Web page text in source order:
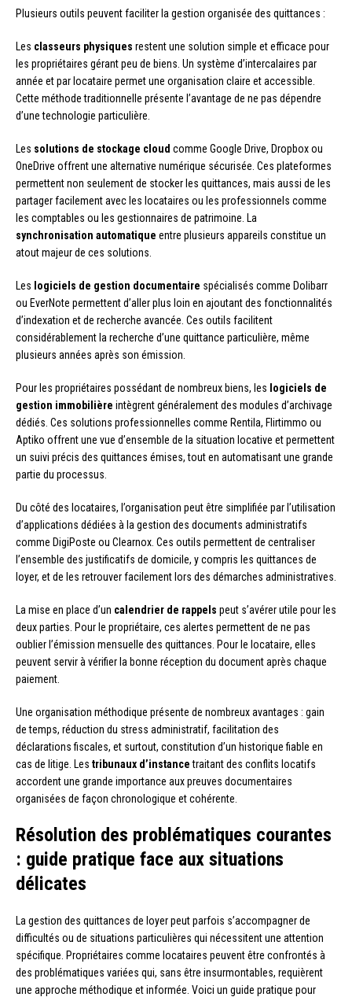
Plusieurs outils peuvent faciliter la gestion organisée des quittances :
Les classeurs physiques restent une solution simple et efficace pour
les propriétaires gérant peu de biens. Un système d’intercalaires par
année et par locataire permet une organisation claire et accessible.
Cette méthode traditionnelle présente l’avantage de ne pas dépendre
d’une technologie particulière.
Les solutions de stockage cloud comme Google Drive, Dropbox ou
OneDrive offrent une alternative numérique sécurisée. Ces plateformes
permettent non seulement de stocker les quittances, mais aussi de les
partager facilement avec les locataires ou les professionnels comme
les comptables ou les gestionnaires de patrimoine. La
synchronisation automatique entre plusieurs appareils constitue un
atout majeur de ces solutions.
Les logiciels de gestion documentaire spécialisés comme Dolibarr
ou EverNote permettent d’aller plus loin en ajoutant des fonctionnalités
d’indexation et de recherche avancée. Ces outils facilitent
considérablement la recherche d’une quittance particulière, même
plusieurs années après son émission.
Pour les propriétaires possédant de nombreux biens, les logiciels de
gestion immobilière intègrent généralement des modules d’archivage
dédiés. Ces solutions professionnelles comme Rentila, Flirtimmo ou
Aptiko offrent une vue d’ensemble de la situation locative et permettent
un suivi précis des quittances émises, tout en automatisant une grande
partie du processus.
Du côté des locataires, l’organisation peut être simplifiée par l’utilisation
d’applications dédiées à la gestion des documents administratifs
comme DigiPoste ou Clearnox. Ces outils permettent de centraliser
l’ensemble des justificatifs de domicile, y compris les quittances de
loyer, et de les retrouver facilement lors des démarches administratives.
La mise en place d’un calendrier de rappels peut s’avérer utile pour les
deux parties. Pour le propriétaire, ces alertes permettent de ne pas
oublier l’émission mensuelle des quittances. Pour le locataire, elles
peuvent servir à vérifier la bonne réception du document après chaque
paiement.
Une organisation méthodique présente de nombreux avantages : gain
de temps, réduction du stress administratif, facilitation des
déclarations fiscales, et surtout, constitution d’un historique fiable en
cas de litige. Les tribunaux d’instancetraitant des conflits locatifs
accordent une grande importance aux preuves documentaires
organisées de façon chronologique et cohérente.
Résolution des problématiques courantes
: guide pratique face aux situations
délicates
La gestion des quittances de loyer peut parfois s’accompagner de
difficultés ou de situations particulières qui nécessitent une attention
spécifique. Propriétaires comme locataires peuvent être confrontés à
des problématiques variées qui, sans être insurmontables, requièrent
une approche méthodique et informée. Voici un guide pratique pour